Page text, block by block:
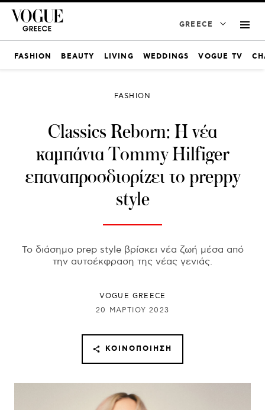
GREECE
FASHION BEAUTY LIVING WEDDINGS VOGUE TV
FASHION
Classics Reborn: Η νέα
καμπάνια Tommy Hilfiger
επαναπροσδιορίζει το preppy
style
Το διάσημο prep style βρίσκει νέα ζωή μέσα από
την αυτοέκφραση της νέας γενιάς.
VOGUE GREECE
20 ΜΑΡΤΊΟΥ 2023
ΚΟΙΝΟΠΟΊΗΣΗ